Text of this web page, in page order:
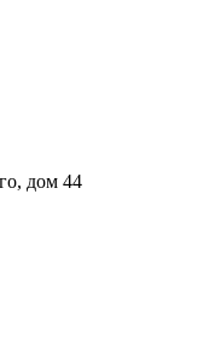
дом 44